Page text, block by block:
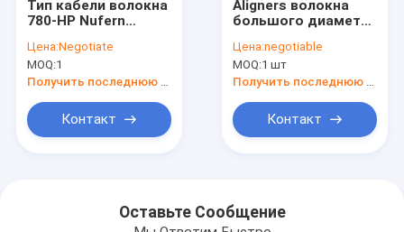
Тип кабели волокна
780-HP Nufern
заплаты
оптического
волокна
FC/APC
Цена:Negotiate
MOQ:1
Контакт
Aligners волокна
большого диаметра
одиночных
механических
временные
диаметр
плакирования
400μm
Цена:negotiable
MOQ:1 шт
Контакт
Оставьте Сообщение